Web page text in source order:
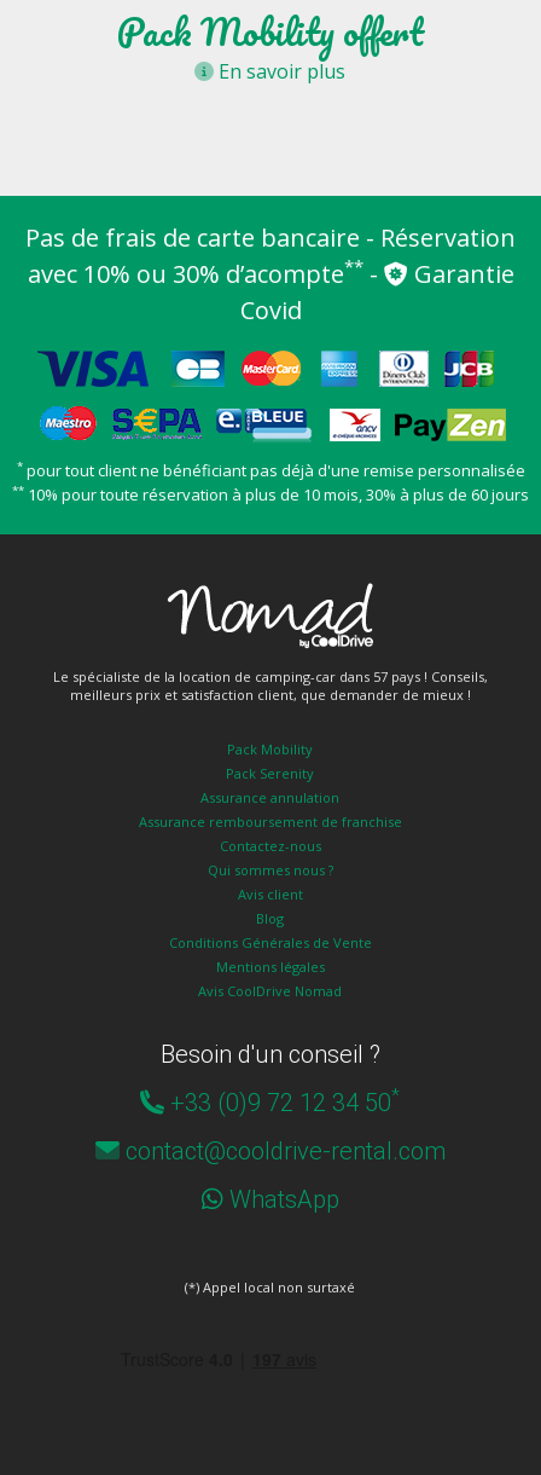
Pack Mobility offert
En savoir plus
Pas de frais de carte bancaire - Réservation
avec 10% ou 30% d’acompte**-
Garantie
Covid
*pour tout client ne bénéficiant pas déjà d'une remise personnalisée
** 10% pour toute réservation à plus de 10 mois, 30% à plus de 60 jours
Le spécialiste de la location de camping-car dans 57 pays ! Conseils,
meilleurs prix et satisfaction client, que demander de mieux !
Pack Mobility
Pack Serenity
Assurance annulation
Assurance remboursement de franchise
Contactez-nous
Qui sommes nous ?
Avis client
Blog
Conditions Générales de Vente
Mentions légales
Avis CoolDrive Nomad
Besoin d'un conseil ?
+33 (0)9 72 12 34 50*
contact@cooldrive-rental.com
WhatsApp
(*) Appel local non surtaxé